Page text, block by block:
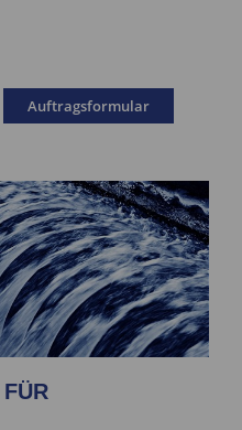
Auftragsformular